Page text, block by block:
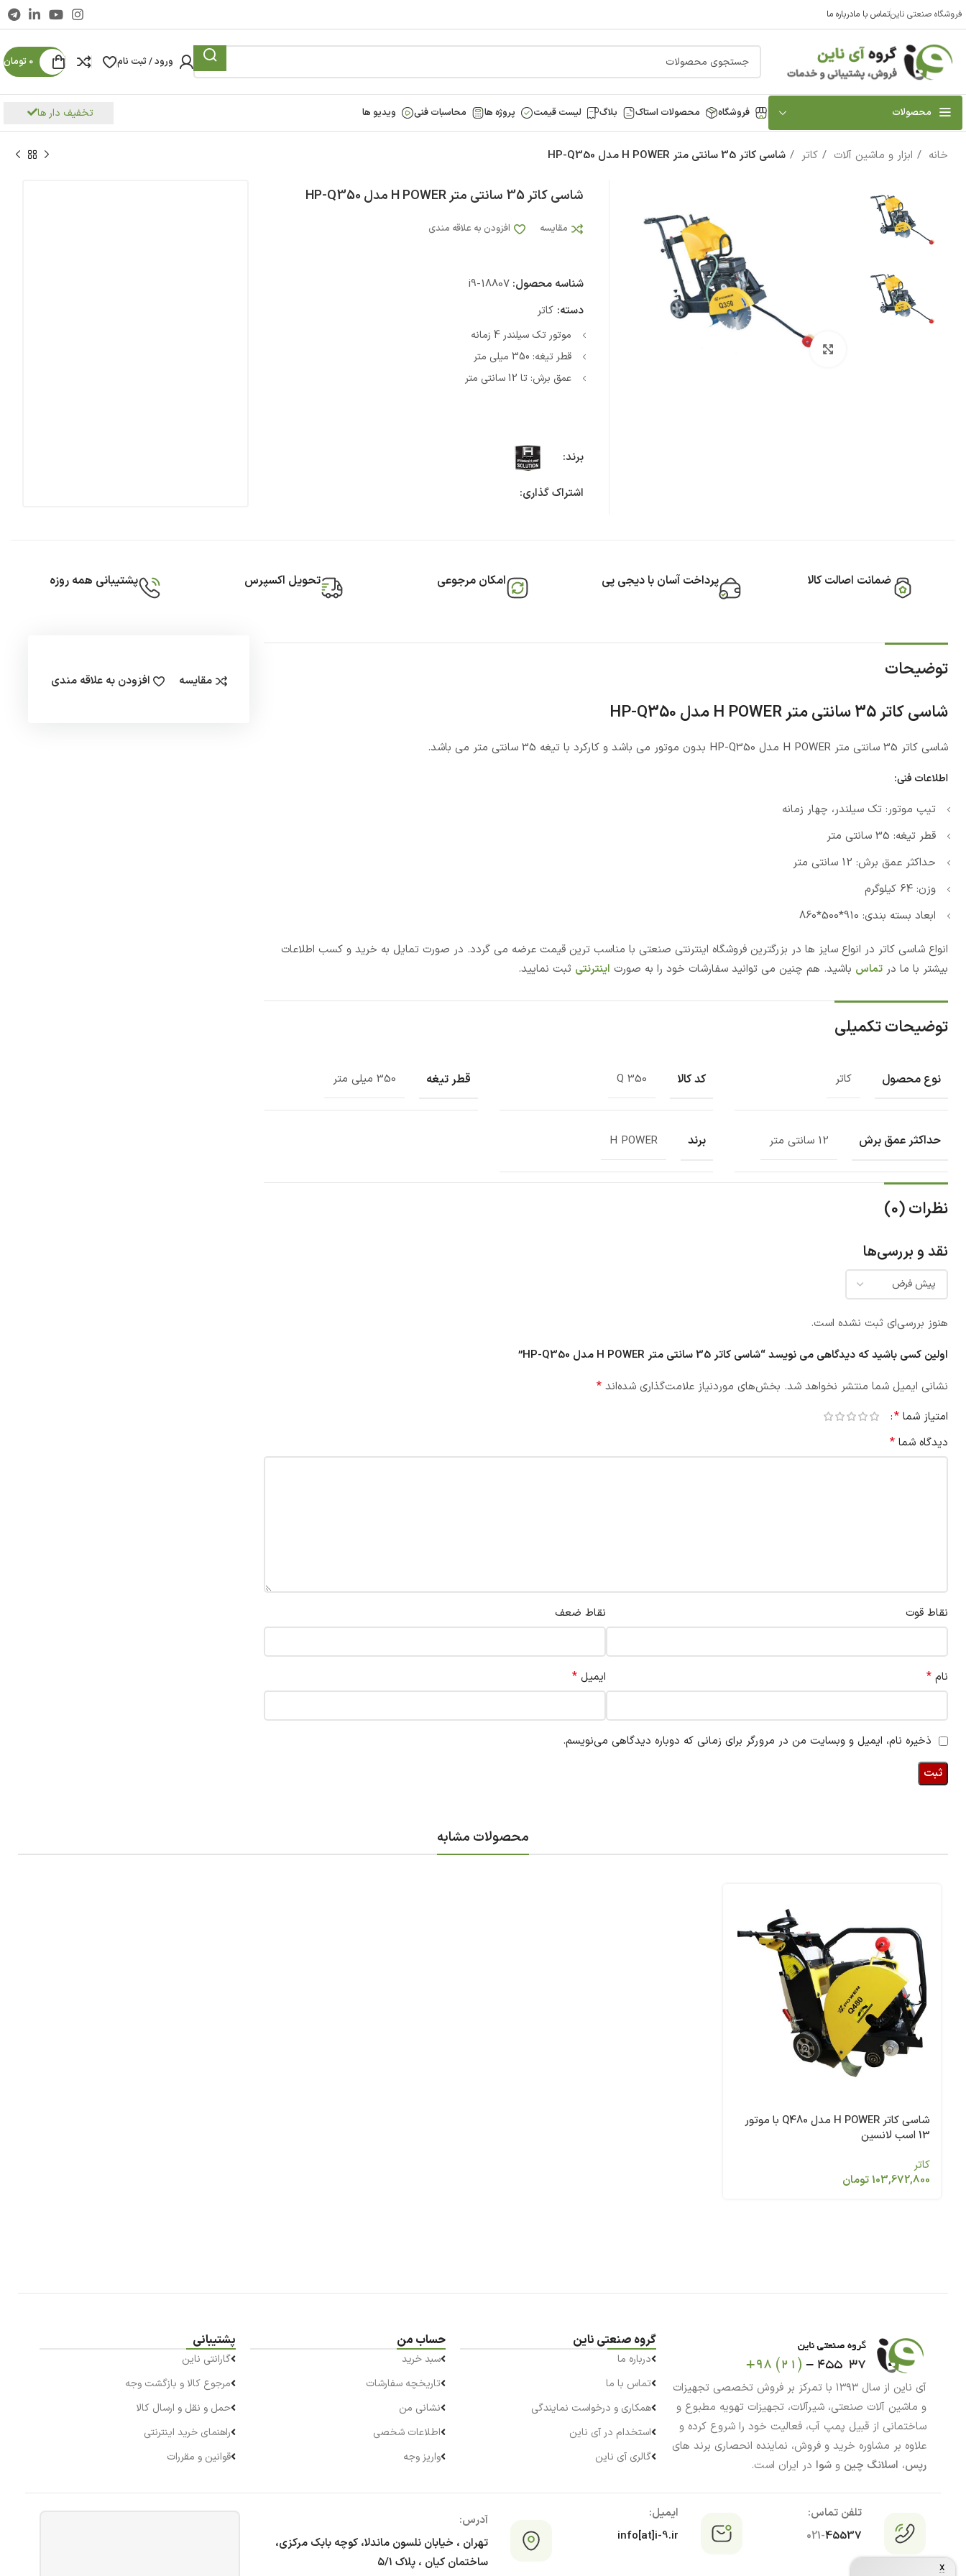
فروشگاه صنعتی ناینتماس با مادرباره ما
ورود / ثبت نام 0 تومان
محصولات فروشگاه محصولات استاک بلاگ لیست قیمت پروژه ها محاسبات فنی ویدیو ها تخفیف دار ها
خانه ابزار و ماشین آلات کاتر شاسی کاتر 35 سانتی متر H POWER مدل HP-Q350
بزرگنمایی تصویر
شاسی کاتر 35 سانتی متر H POWER مدل HP-Q350
مقایسه افزودن به علاقه مندی
شناسه محصول:i9-18807
دسته: کاتر
موتور تک سیلندر 4 زمانه
قطر تیغه: 350 میلی متر
عمق برش: تا 12 سانتی متر
برند:
اشتراک گذاری:
ضمانت اصالت کالا پرداخت آسان با دیجی پی امکان مرجوعی تحویل اکسپرس پشتیبانی همه روزه
توضیحات
شاسی کاتر 35 سانتی متر H POWER مدل HP-Q350
شاسی کاتر 35 سانتی متر H POWER مدل HP-Q350 بدون موتور می باشد و کارکرد با تیغه 35 سانتی متر می باشد.
اطلاعات فنی:
تیپ موتور: تک سیلندر، چهار زمانه
قطر تیغه: 35 سانتی متر
حداکثر عمق برش: 12 سانتی متر
وزن: 64 کیلوگرم
ابعاد بسته بندی: 910*500*860
انواع شاسی کاتر در انواع سایز ها در بزرگترین فروشگاه اینترنتی صنعتی با مناسب ترین قیمت عرضه می گردد. در صورت تمایل به خرید و کسب اطلاعات
بیشتر با ما در تماس باشید. هم چنین می توانید سفارشات خود را به صورت اینترنتی ثبت نمایید.
توضیحات تکمیلی
نوع محصول کاتر کد کالا Q 350 قطر تیغه 350 میلی متر
حداکثر عمق برش 12 سانتی متر برند H POWER
نظرات (0)
نقد و بررسی‌ها
هنوز بررسی‌ای ثبت نشده است.
اولین کسی باشید که دیدگاهی می نویسد “شاسی کاتر 35 سانتی متر H POWER مدل HP-Q350”
نشانی ایمیل شما منتشر نخواهد شد. بخش‌های موردنیاز علامت‌گذاری شده‌اند *
امتیاز شما *
دیدگاه شما *
نقاط قوت نقاط ضعف
نام * ایمیل *
ذخیره نام، ایمیل و وبسایت من در مرورگر برای زمانی که دوباره دیدگاهی می‌نویسم.
مقایسه افزودن به علاقه مندی
محصولات مشابه
شاسی کاتر H POWER مدل Q480 با موتور
13 اسب لانسین
کاتر
103,672,800تومان
آی ناین از سال ۱۳۹۳ با تمرکز بر فروش تخصصی تجهیزات
و ماشین آلات صنعتی، شیرآلات، تجهیزات تهویه مطبوع و
ساختمانی از قبیل پمپ آب، فعالیت خود را شروع کرده و
علاوه بر مشاوره خرید و فروش، نماینده انحصاری برند های
رپس، اسلانگ چین و شوا در ایران است.
گروه صنعتی ناین
درباره ما
تماس با ما
همکاری و درخواست نمایندگی
استخدام در آی ناین
گالری آی ناین
حساب من
سبد خرید
تاریخچه سفارشات
نشانی من
اطلاعات شخصی
واریز وجه
پشتیبانی
گارانتی ناین
مرجوع کالا و بازگشت وجه
حمل و نقل و ارسال کالا
راهنمای خرید اینترنتی
قوانین و مقررات
تلفن تماس:
021-45537
ایمیل:
info[at]i-9.ir
آدرس:
تهران ، خیابان نلسون ماندلا، کوچه بابک مرکزی،
ساختمان کیان ، پلاک ۵/۱
x